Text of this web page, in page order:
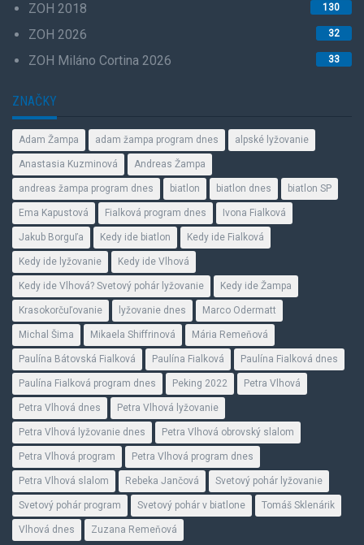
ZOH 2018 130
ZOH 2026 32
ZOH Miláno Cortina 2026 33
ZNAČKY
Adam Žampa adam žampa program dnes alpské lyžovanie
Anastasia Kuzminová Andreas Žampa
andreas žampa program dnes biatlon biatlon dnes biatlon SP
Ema Kapustová Fialková program dnes Ivona Fialková
Jakub Borguľa Kedy ide biatlon Kedy ide Fialková
Kedy ide lyžovanie Kedy ide Vlhová
Kedy ide Vlhová? Svetový pohár lyžovanie Kedy ide Žampa
Krasokorčuľovanie lyžovanie dnes Marco Odermatt
Michal Šima Mikaela Shiffrinová Mária Remeňová
Paulína Bátovská Fialková Paulína Fialková Paulína Fialková dnes
Paulína Fialková program dnes Peking 2022 Petra Vlhová
Petra Vlhová dnes Petra Vlhová lyžovanie
Petra Vlhová lyžovanie dnes Petra Vlhová obrovský slalom
Petra Vlhová program Petra Vlhová program dnes
Petra Vlhová slalom Rebeka Jančová Svetový pohár lyžovanie
Svetový pohár program Svetový pohár v biatlone Tomáš Sklenárik
Vlhová dnes Zuzana Remeňová